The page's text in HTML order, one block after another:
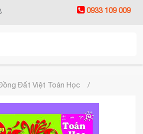
0933 109 009
Đất Việt Toán Học